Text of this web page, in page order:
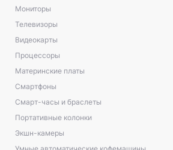
Мониторы
Телевизоры
Видеокарты
Процессоры
Материнские платы
Смартфоны
Смарт-часы и браслеты
Портативные колонки
Экшн-камеры